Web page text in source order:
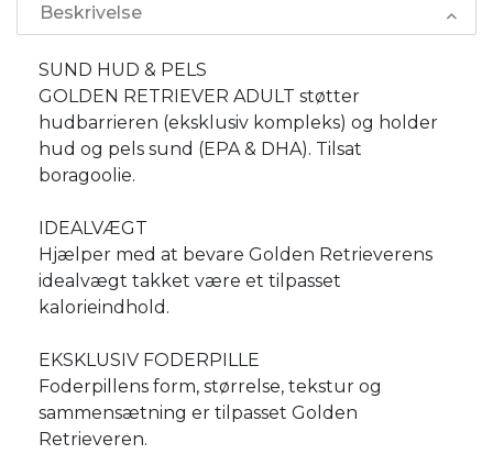
Beskrivelse
SUND HUD & PELS
GOLDEN RETRIEVER ADULT støtter
hudbarrieren (eksklusiv kompleks) og holder
hud og pels sund (EPA & DHA). Tilsat
boragoolie.
IDEALVÆGT
Hjælper med at bevare Golden Retrieverens
idealvægt takket være et tilpasset
kalorieindhold.
EKSKLUSIV FODERPILLE
Foderpillens form, størrelse, tekstur og
sammensætning er tilpasset Golden
Retrieveren.